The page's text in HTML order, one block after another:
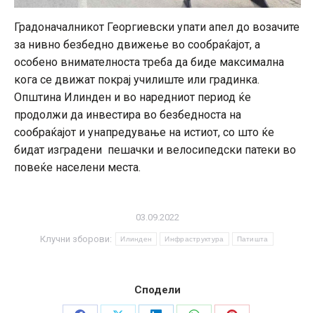
Градоначалникот Георгиевски упати апел до возачите
за нивно безбедно движење во сообраќајот, а
особено внимателноста треба да биде максимална
кога се движат покрај училиште или градинка.
Општина Илинден и во наредниот период ќе
продолжи да инвестира во безбедноста на
сообраќајот и унапредување на истиот, со што ќе
бидат изградени пешачки и велосипедски патеки во
повеќе населени места.
03.09.2022
Клучни зборови: Илинден Инфраструктура Патишта
Сподели